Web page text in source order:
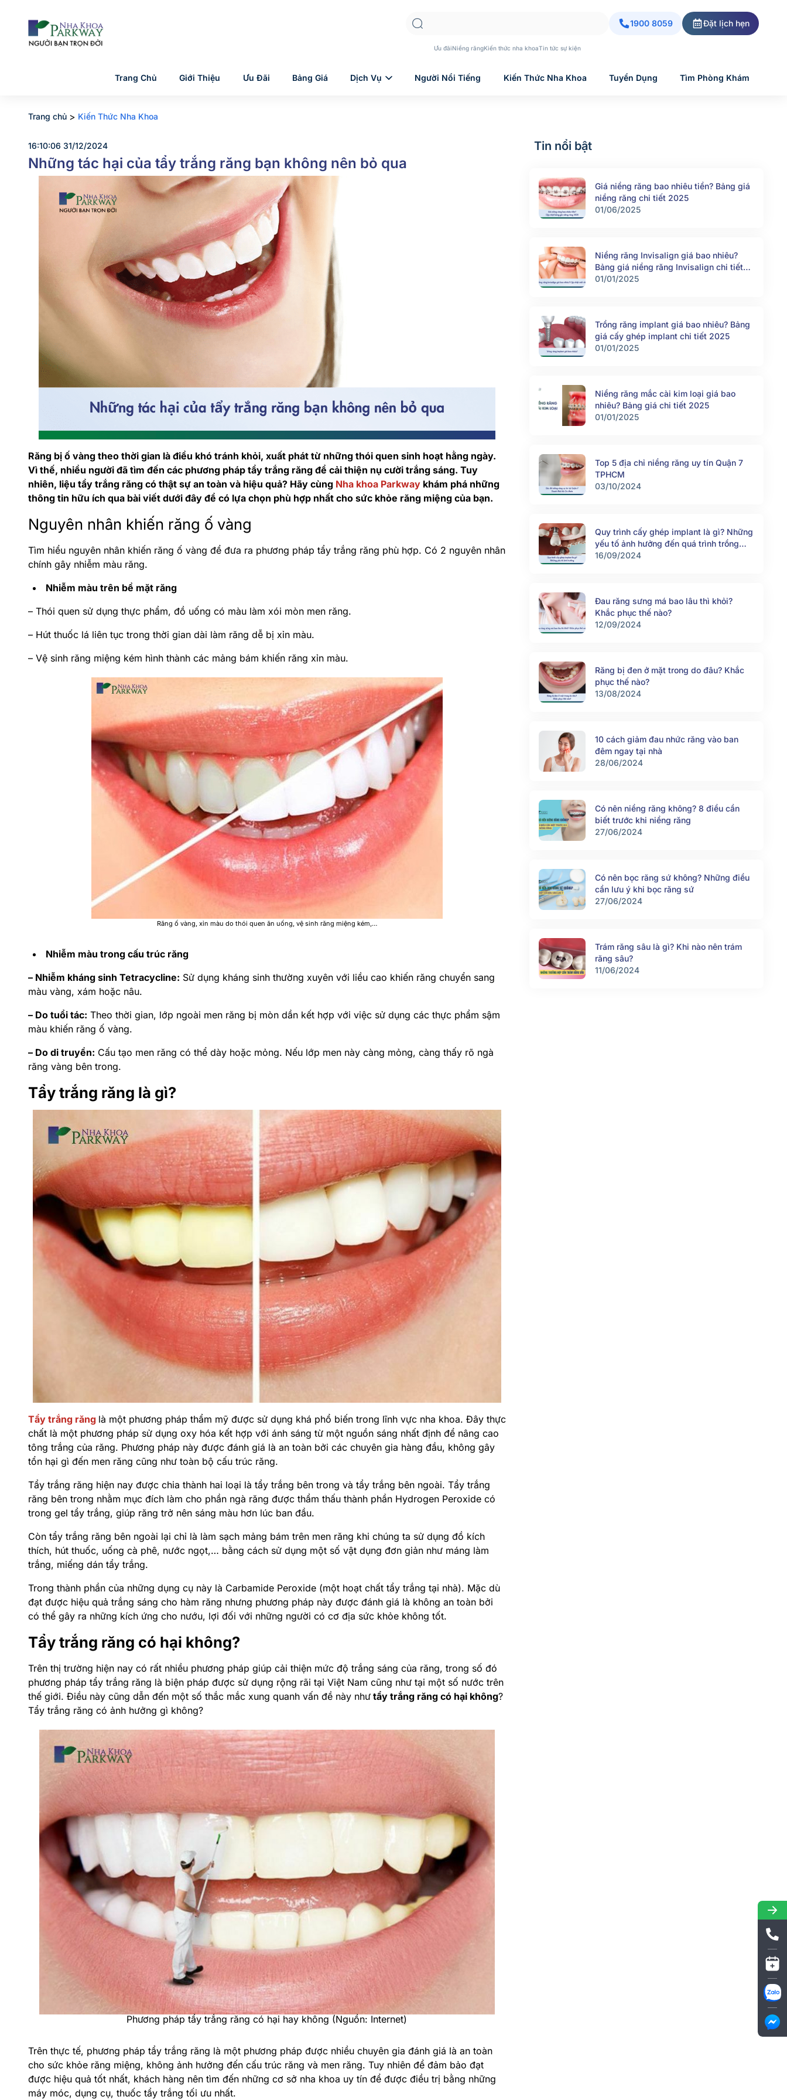
Ưu đãiNiềng răngKiến thức nha khoaTin tức sự kiện
1900 8059 Đặt lịch hẹn
Trang Chủ Giới Thiệu Ưu Đãi Bảng Giá Dịch Vụ Người Nổi Tiếng Kiến Thức Nha Khoa Tuyển Dụng Tìm Phòng Khám
Trang chủ > Kiến Thức Nha Khoa
16:10:06 31/12/2024
Những tác hại của tẩy trắng răng bạn không nên bỏ qua
Răng bị ố vàng theo thời gian là điều khó tránh khỏi, xuất phát từ những thói quen sinh hoạt hằng ngày.
Vì thế, nhiều người đã tìm đến các phương pháp tẩy trắng răng để cải thiện nụ cười trắng sáng. Tuy
nhiên, liệu tẩy trắng răng có thật sự an toàn và hiệu quả? Hãy cùng Nha khoa Parkway khám phá những
thông tin hữu ích qua bài viết dưới đây để có lựa chọn phù hợp nhất cho sức khỏe răng miệng của bạn.
Nguyên nhân khiến răng ố vàng
Tìm hiểu nguyên nhân khiến răng ố vàng để đưa ra phương pháp tẩy trắng răng phù hợp. Có 2 nguyên nhân
chính gây nhiễm màu răng.
Nhiễm màu trên bề mặt răng
– Thói quen sử dụng thực phẩm, đồ uống có màu làm xói mòn men răng.
– Hút thuốc lá liên tục trong thời gian dài làm răng dễ bị xỉn màu.
– Vệ sinh răng miệng kém hình thành các mảng bám khiến răng xỉn màu.
Răng ố vàng, xỉn màu do thói quen ăn uống, vệ sinh răng miệng kém,…
Nhiễm màu trong cấu trúc răng
– Nhiễm kháng sinh Tetracycline: Sử dụng kháng sinh thường xuyên với liều cao khiến răng chuyển sang
màu vàng, xám hoặc nâu.
– Do tuổi tác: Theo thời gian, lớp ngoài men răng bị mòn dần kết hợp với việc sử dụng các thực phẩm sậm
màu khiến răng ố vàng.
– Do di truyền: Cấu tạo men răng có thể dày hoặc mỏng. Nếu lớp men này càng mỏng, càng thấy rõ ngà
răng vàng bên trong.
Tẩy trắng răng là gì?
Tẩy trắng răng là một phương pháp thẩm mỹ được sử dụng khá phổ biến trong lĩnh vực nha khoa. Đây thực
chất là một phương pháp sử dụng oxy hóa kết hợp với ánh sáng từ một nguồn sáng nhất định để nâng cao
tông trắng của răng. Phương pháp này được đánh giá là an toàn bởi các chuyên gia hàng đầu, không gây
tổn hại gì đến men răng cũng như toàn bộ cấu trúc răng.
Tẩy trắng răng hiện nay được chia thành hai loại là tẩy trắng bên trong và tẩy trắng bên ngoài. Tẩy trắng
răng bên trong nhằm mục đích làm cho phần ngà răng được thẩm thấu thành phần Hydrogen Peroxide có
trong gel tẩy trắng, giúp răng trở nên sáng màu hơn lúc ban đầu.
Còn tẩy trắng răng bên ngoài lại chỉ là làm sạch mảng bám trên men răng khi chúng ta sử dụng đồ kích
thích, hút thuốc, uống cà phê, nước ngọt,… bằng cách sử dụng một số vật dụng đơn giản như máng làm
trắng, miếng dán tẩy trắng.
Trong thành phần của những dụng cụ này là Carbamide Peroxide (một hoạt chất tẩy trắng tại nhà). Mặc dù
đạt được hiệu quả trắng sáng cho hàm răng nhưng phương pháp này được đánh giá là không an toàn bởi
có thể gây ra những kích ứng cho nướu, lợi đối với những người có cơ địa sức khỏe không tốt.
Tẩy trắng răng có hại không?
Trên thị trường hiện nay có rất nhiều phương pháp giúp cải thiện mức độ trắng sáng của răng, trong số đó
phương pháp tẩy trắng răng là biện pháp được sử dụng rộng rãi tại Việt Nam cũng như tại một số nước trên
thế giới. Điều này cũng dẫn đến một số thắc mắc xung quanh vấn đề này như tẩy trắng răng có hại không?
Tẩy trắng răng có ảnh hưởng gì không?
Phương pháp tẩy trắng răng có hại hay không (Nguồn: Internet)
Trên thực tế, phương pháp tẩy trắng răng là một phương pháp được nhiều chuyên gia đánh giá là an toàn
cho sức khỏe răng miệng, không ảnh hưởng đến cấu trúc răng và men răng. Tuy nhiên để đảm bảo đạt
được hiệu quả tốt nhất, khách hàng nên tìm đến những cơ sở nha khoa uy tín để được điều trị bằng những
máy móc, dụng cụ, thuốc tẩy trắng tối ưu nhất.
Tin nổi bật
Giá niềng răng bao nhiêu tiền? Bảng giá
niềng răng chi tiết 2025
01/06/2025
Niềng răng Invisalign giá bao nhiêu?
Bảng giá niềng răng Invisalign chi tiết
2025
01/01/2025
Trồng răng implant giá bao nhiêu? Bảng
giá cấy ghép implant chi tiết 2025
01/01/2025
Niềng răng mắc cài kim loại giá bao
nhiêu? Bảng giá chi tiết 2025
01/01/2025
Top 5 địa chỉ niềng răng uy tín Quận 7
TPHCM
03/10/2024
Quy trình cấy ghép implant là gì? Những
yếu tố ảnh hưởng đến quá trình trồng
răng implant
16/09/2024
Đau răng sưng má bao lâu thì khỏi?
Khắc phục thế nào?
12/09/2024
Răng bị đen ở mặt trong do đâu? Khắc
phục thế nào?
13/08/2024
10 cách giảm đau nhức răng vào ban
đêm ngay tại nhà
28/06/2024
Có nên niềng răng không? 8 điều cần
biết trước khi niềng răng
27/06/2024
Có nên bọc răng sứ không? Những điều
cần lưu ý khi bọc răng sứ
27/06/2024
Trám răng sâu là gì? Khi nào nên trám
răng sâu?
11/06/2024